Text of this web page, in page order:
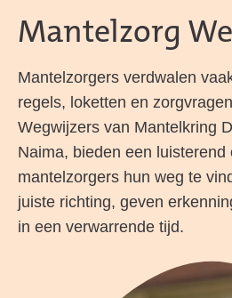
Mantelzorg
Mantelzorgers verdwalen
regels, loketten en
Wegwijzers van Mantelkring
Naima, bieden een luisterend
mantelzorgers hun weg te
juiste richting, geven
in een verwarrende tijd.